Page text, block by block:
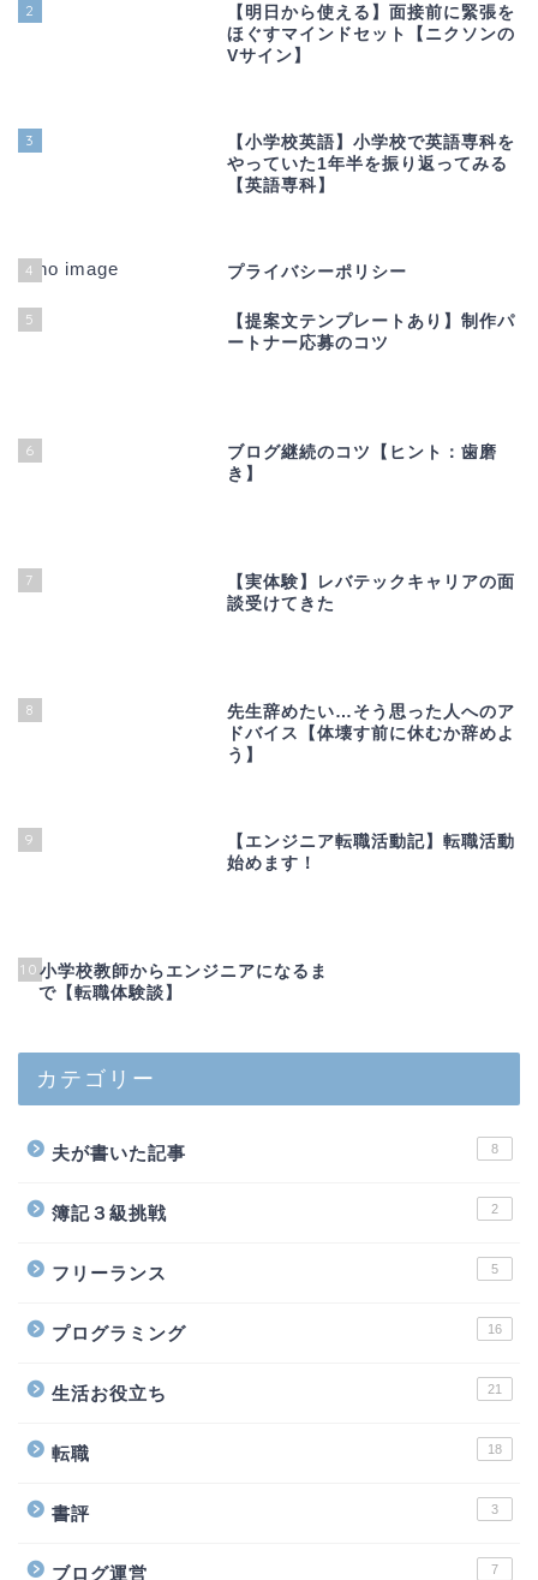
2
【明日から使える】面接前に緊張を
ほぐすマインドセット【ニクソンの
Vサイン】
3
【小学校英語】小学校で英語専科を
やっていた1年半を振り返ってみる
【英語専科】
4 プライバシーポリシー
5
【提案文テンプレートあり】制作パ
ートナー応募のコツ
6
ブログ継続のコツ【ヒント：歯磨
き】
7
【実体験】レバテックキャリアの面
談受けてきた
8
先生辞めたい…そう思った人へのア
ドバイス【体壊す前に休むか辞めよ
う】
9
【エンジニア転職活動記】転職活動
始めます！
10 小学校教師からエンジニアになるま
で【転職体験談】
カテゴリー
夫が書いた記事 8
簿記３級挑戦 2
フリーランス 5
プログラミング 16
生活お役立ち 21
転職 18
書評 3
ブログ運営 7